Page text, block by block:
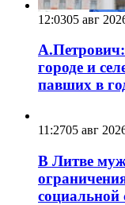
12:0305 авг
городе и
павших в
11:2705 авг
В Литве
социальной